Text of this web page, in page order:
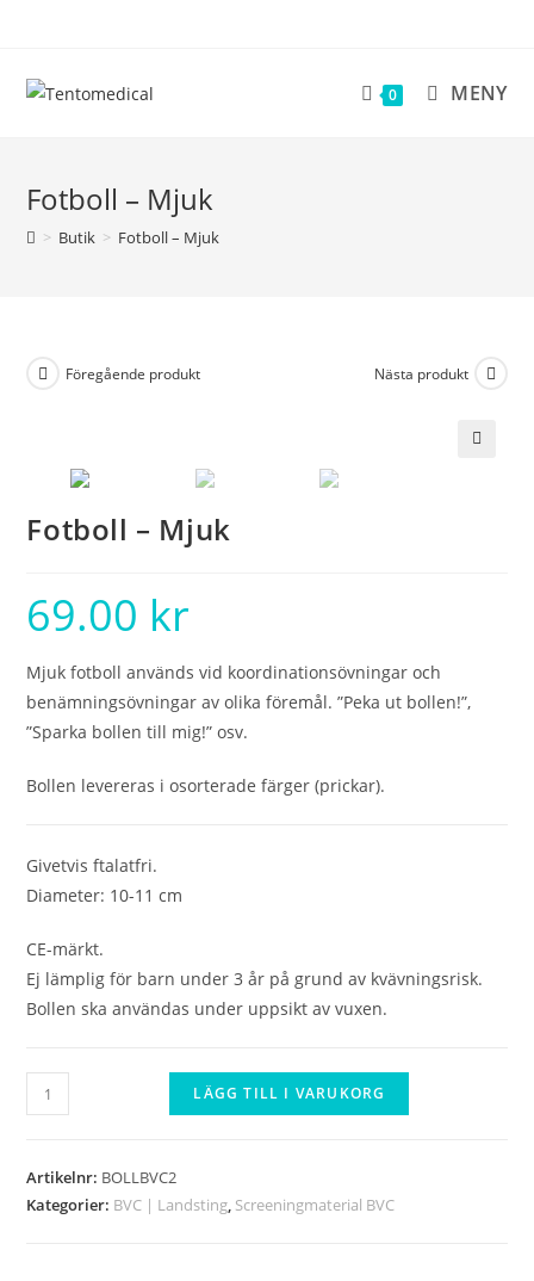
innehållet
0 MENY
Fotboll – Mjuk
> Butik > Fotboll – Mjuk
Föregående produkt Nästa produkt
Fotboll – Mjuk
69.00 kr
Mjuk fotboll används vid koordinationsövningar och
benämningsövningar av olika föremål. ”Peka ut bollen!”,
”Sparka bollen till mig!” osv.
Bollen levereras i osorterade färger (prickar).
Givetvis ftalatfri.
Diameter: 10-11 cm
CE-märkt.
Ej lämplig för barn under 3 år på grund av kvävningsrisk.
Bollen ska användas under uppsikt av vuxen.
Fotboll
-
mängd
LÄGG TILL I VARUKORG
Artikelnr: BOLLBVC2
Kategorier: BVC | Landsting, Screeningmaterial BVC